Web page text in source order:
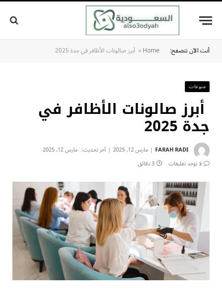
أنت الآن تتصفح: Home
» أبرز صالونات الأظافر في جدة 2025
منوعات
أبرز صالونات الأظافر في
جدة 2025
FARAH RADI مارس 12, 2025 آخر تحديث: مارس 12, 2025
لا توجد تعليقات
3 دقائق